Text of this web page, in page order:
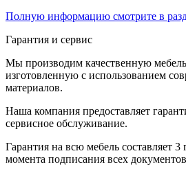
Полную информацию смотрите в
Гарантия и сервис
Мы производим качественную мебель
изготовленную с использованием
материалов.
Наша компания предоставляет
сервисное обслуживание.
Гарантия на всю мебель составляет 3
момента подписания всех